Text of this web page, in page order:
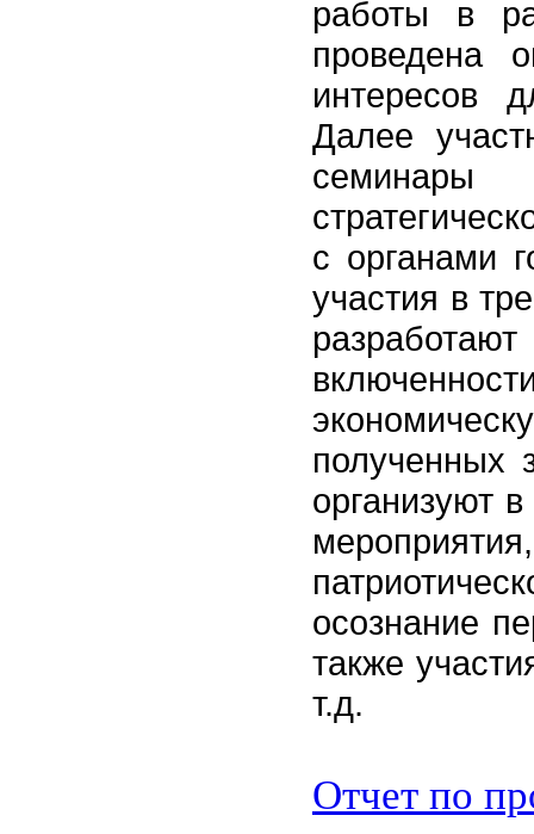
работы в
проведена
интересов
Далее
с органами
участия в
полученных
организуют
осознание
также
т.д.
Отчет по